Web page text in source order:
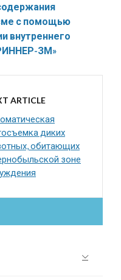
с помощью
внутреннего
ЗМ»
ARTICLE
диких
обитающих
зоне